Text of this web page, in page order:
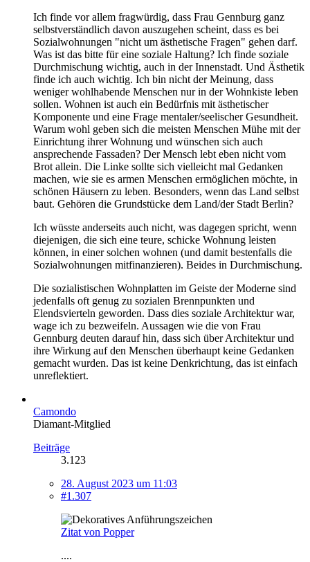
Ich finde vor allem fragwürdig, dass Frau Gennburg ganz
selbstverständlich davon auszugehen scheint, dass es bei
Sozialwohnungen "nicht um ästhetische Fragen" gehen darf.
Was ist das bitte für eine soziale Haltung? Ich finde soziale
Durchmischung wichtig, auch in der Innenstadt. Und Ästhetik
finde ich auch wichtig. Ich bin nicht der Meinung, dass
weniger wohlhabende Menschen nur in der Wohnkiste leben
sollen. Wohnen ist auch ein Bedürfnis mit ästhetischer
Komponente und eine Frage mentaler/seelischer Gesundheit.
Warum wohl geben sich die meisten Menschen Mühe mit der
Einrichtung ihrer Wohnung und wünschen sich auch
ansprechende Fassaden? Der Mensch lebt eben nicht vom
Brot allein. Die Linke sollte sich vielleicht mal Gedanken
machen, wie sie es armen Menschen ermöglichen möchte, in
schönen Häusern zu leben. Besonders, wenn das Land selbst
baut. Gehören die Grundstücke dem Land/der Stadt Berlin?
Ich wüsste anderseits auch nicht, was dagegen spricht, wenn
diejenigen, die sich eine teure, schicke Wohnung leisten
können, in einer solchen wohnen (und damit bestenfalls die
Sozialwohnungen mitfinanzieren). Beides in Durchmischung.
Die sozialistischen Wohnplatten im Geiste der Moderne sind
jedenfalls oft genug zu sozialen Brennpunkten und
Elendsvierteln geworden. Dass dies soziale Architektur war,
wage ich zu bezweifeln. Aussagen wie die von Frau
Gennburg deuten darauf hin, dass sich über Architektur und
ihre Wirkung auf den Menschen überhaupt keine Gedanken
gemacht wurden. Das ist keine Denkrichtung, das ist einfach
unreflektiert.
Camondo
Diamant-Mitglied
Beiträge
3.123
28. August 2023 um 11:03
#1.307
Zitat von Popper
....